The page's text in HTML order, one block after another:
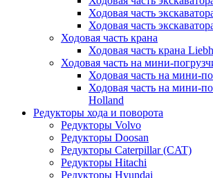
Ходовая часть
Ходовая часть
Ходовая часть крана
Ходовая часть крана
Ходовая часть на мини-
Ходовая часть на мини-
Ходовая часть на мини-
Holland
Редукторы хода и поворота
Редукторы Volvo
Редукторы Doosan
Редукторы Caterpillar (CAT)
Редукторы Hitachi
Редукторы Hyundai